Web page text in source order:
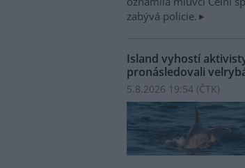
zabývá policie.
Island vyhostí
pronásledovali
5.8.2026 19:54 (ČTK)